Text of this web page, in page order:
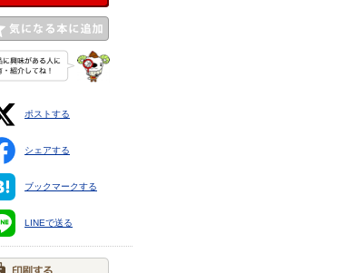
ポストする
シェアする
ブックマークする
LINEで送る